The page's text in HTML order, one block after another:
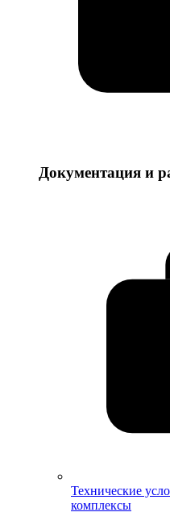
Документация и
Технические
комплексы